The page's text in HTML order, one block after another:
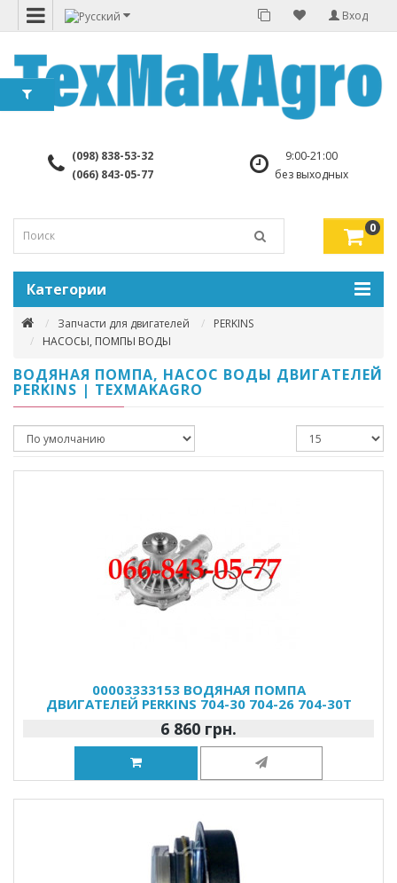
Вход
(098) 838-53-32
(066) 843-05-77
9:00-21:00
без выходных
0
Категории
Запчасти для двигателей
PERKINS
НАСОСЫ, ПОМПЫ ВОДЫ
ВОДЯНАЯ ПОМПА, НАСОС ВОДЫ ДВИГАТЕЛЕЙ
PERKINS | TEXMAKAGRO
00003333153 ВОДЯНАЯ ПОМПА
ДВИГАТЕЛЕЙ PERKINS 704-30 704-26 704-30T
6 860 грн.